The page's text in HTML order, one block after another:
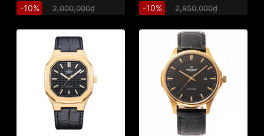
-10% 2,000,000₫ -10% 2,850,000₫